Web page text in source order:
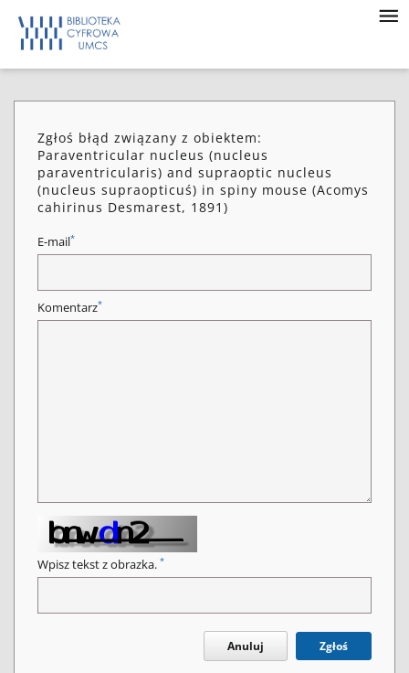
Zgłoś błąd związany z obiektem:
Paraventricular nucleus (nucleus
paraventricularis) and supraoptic nucleus
(nucleus supraopticuś) in spiny mouse (Acomys
cahirinus Desmarest, 1891)
E-mail*
Komentarz*
Wpisz tekst z obrazka. *
Anuluj Zgłoś